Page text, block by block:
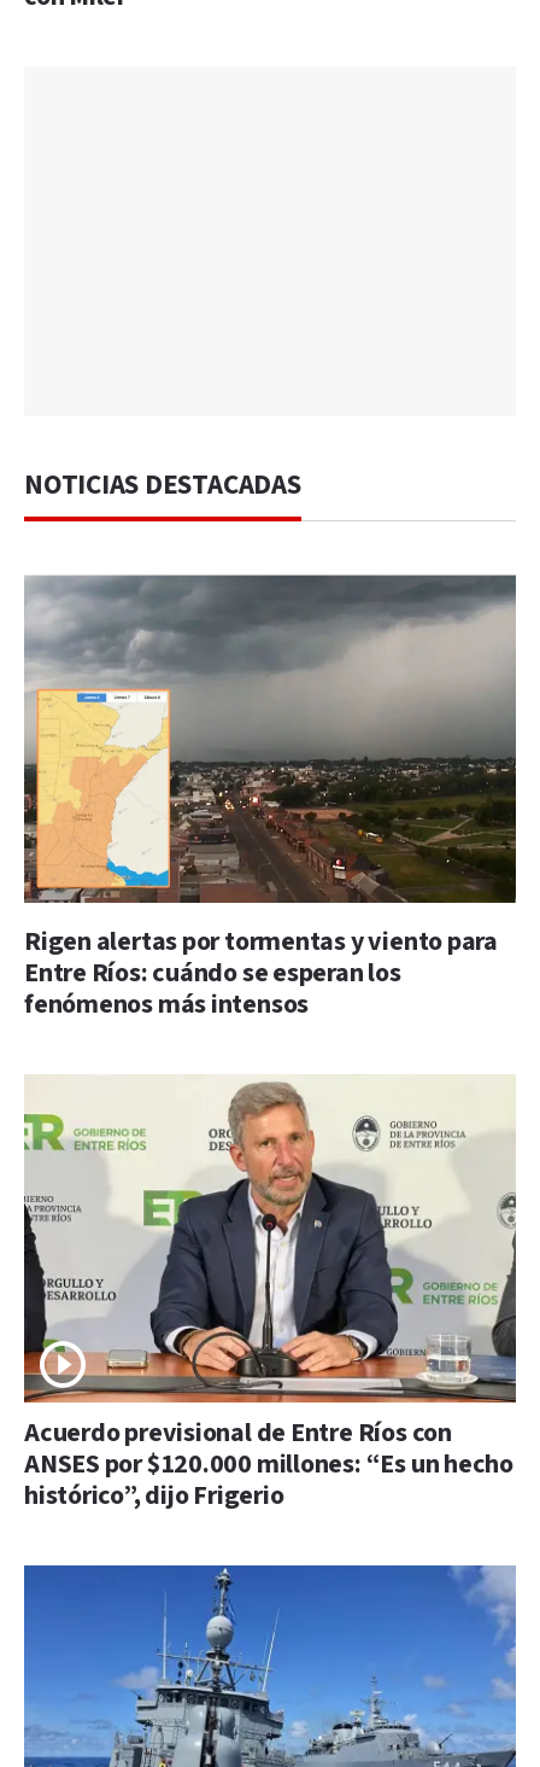
NOTICIAS DESTACADAS
Rigen alertas por tormentas y viento para
Entre Ríos: cuándo se esperan los
fenómenos más intensos
Acuerdo previsional de Entre Ríos con
ANSES por $120.000 millones: “Es un hecho
histórico”, dijo Frigerio